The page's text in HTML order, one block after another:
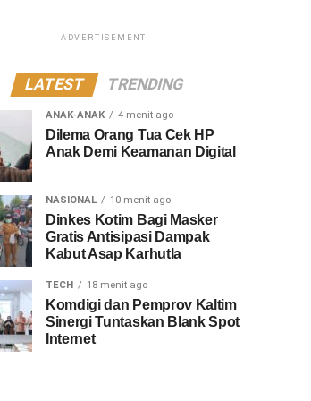
ADVERTISEMENT
LATEST TRENDING
ANAK-ANAK 4 menit ago
Dilema Orang Tua Cek HP
Anak Demi Keamanan Digital
NASIONAL 10 menit ago
Dinkes Kotim Bagi Masker
Gratis Antisipasi Dampak
Kabut Asap Karhutla
TECH 18 menit ago
Komdigi dan Pemprov Kaltim
Sinergi Tuntaskan Blank Spot
Internet